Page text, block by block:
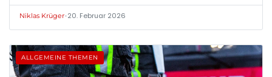
Niklas Krüger•20. Februar 2026
ALLGEMEINE THEMEN